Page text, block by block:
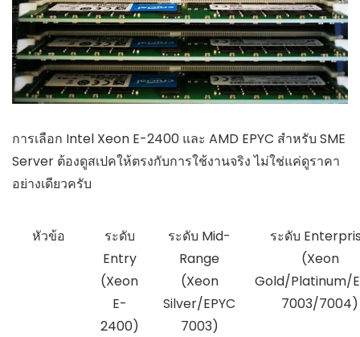
การเลือก Intel Xeon E-2400 และ AMD EPYC สำหรับ SME
Server ต้องดูสเปคให้ตรงกับการใช้งานจริง ไม่ใช่แค่ดูราคา
อย่างเดียวครับ
หัวข้อ
ระดับ
Entry
(Xeon
E-
2400)
ระดับ Mid-
Range
(Xeon
Silver/EPYC
7003)
ระดับ
(Xeon
Gold/Platinum/
7003/7004)